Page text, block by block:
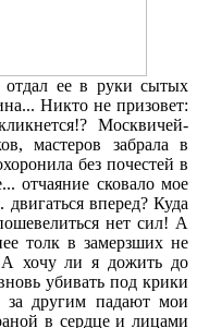
ее в руки сытых
Никто не призовет:
Москвичей-
мастеров забрала в
без почестей в
отчаяние сковало мое
вперед? Куда
нет сил! А
толк в замерзших не
хочу ли я дожить до
убивать под крики
другим падают мои
в сердце и лицами